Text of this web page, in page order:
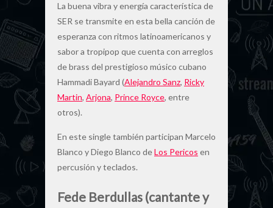
La buena vibra y energía característica de
SER se transmite en esta bella canción de
esperanza con ritmos latinoamericanos y
sabor a tropipop que cuenta con arreglos
de brass del prestigioso músico cubano
Hammadi Bayard (Alejandro Sanz, Ricky
Martin, Arjona, Prince Royce, entre
otros).
En este single también participan Marcelo
Blanco y Diego Blanco deLos Pericos en
percusión y teclados.
Fede Berdullas (cantante y